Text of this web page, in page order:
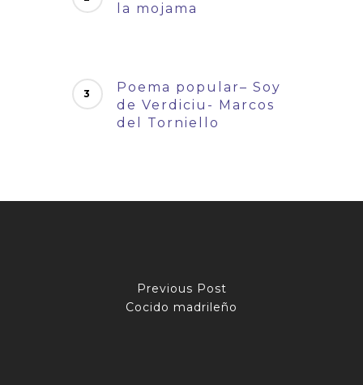
la mojama
Poema popular– Soy
de Verdiciu- Marcos
del Torniello
Previous Post
Cocido madrileño